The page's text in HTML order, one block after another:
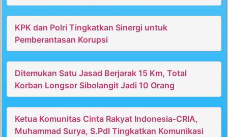
KPK dan Polri Tingkatkan Sinergi untuk
Pemberantasan Korupsi
Ditemukan Satu Jasad Berjarak 15 Km, Total
Korban Longsor Sibolangit Jadi 10 Orang
Ketua Komunitas Cinta Rakyat Indonesia-CRIA,
Muhammad Surya, S.PdI Tingkatkan Komunikasi